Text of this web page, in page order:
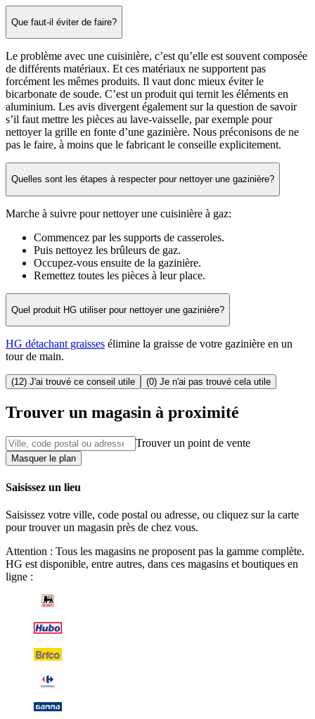
Que faut-il éviter de faire?
Le problème avec une cuisinière, c’est qu’elle est souvent composée
de différents matériaux. Et ces matériaux ne supportent pas
forcément les mêmes produits. Il vaut donc mieux éviter le
bicarbonate de soude. C’est un produit qui ternit les éléments en
aluminium. Les avis divergent également sur la question de savoir
s’il faut mettre les pièces au lave-vaisselle, par exemple pour
nettoyer la grille en fonte d’une gazinière. Nous préconisons de ne
pas le faire, à moins que le fabricant le conseille explicitement.
Quelles sont les étapes à respecter pour nettoyer une gazinière?
Marche à suivre pour nettoyer une cuisinière à gaz:
Commencez par les supports de casseroles.
Puis nettoyez les brûleurs de gaz.
Occupez-vous ensuite de la gazinière.
Remettez toutes les pièces à leur place.
Quel produit HG utiliser pour nettoyer une gazinière?
HG détachant graisses élimine la graisse de votre gazinière en un
tour de main.
(12) J'ai trouvé ce conseil utile (0) Je n'ai pas trouvé cela utile
Trouver un magasin à proximité
Trouver un point de vente
Masquer le plan
Saisissez un lieu
Saisissez votre ville, code postal ou adresse, ou cliquez sur la carte
pour trouver un magasin près de chez vous.
Attention : Tous les magasins ne proposent pas la gamme complète.
HG est disponible, entre autres, dans ces magasins et boutiques en
ligne :